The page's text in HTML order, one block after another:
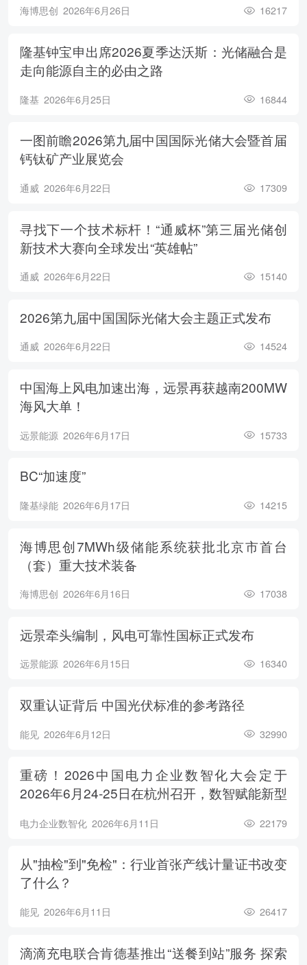
海博思创 2026年6月26日 16217
隆基钟宝申出席2026夏季达沃斯：光储融合是
走向能源自主的必由之路
隆基 2026年6月25日 16844
一图前瞻2026第九届中国国际光储大会暨首届
钙钛矿产业展览会
通威 2026年6月22日 17309
寻找下一个技术标杆！“通威杯”第三届光储创
新技术大赛向全球发出“英雄帖”
通威 2026年6月22日 15140
2026第九届中国国际光储大会主题正式发布
通威 2026年6月22日 14524
中国海上风电加速出海，远景再获越南200MW
海风大单！
远景能源 2026年6月17日 15733
BC“加速度”
隆基绿能 2026年6月17日 14215
海博思创7MWh级储能系统获批北京市首台
（套）重大技术装备
海博思创 2026年6月16日 17038
远景牵头编制，风电可靠性国标正式发布
远景能源 2026年6月15日 16340
双重认证背后 中国光伏标准的参考路径
能见 2026年6月12日 32990
重磅！2026中国电力企业数智化大会定于
2026年6月24-25日在杭州召开，数智赋能新型
电力企业数智化 2026年6月11日 22179
从"抽检"到"免检"：行业首张产线计量证书改变
了什么？
能见 2026年6月11日 26417
滴滴充电联合肯德基推出“送餐到站”服务 探索